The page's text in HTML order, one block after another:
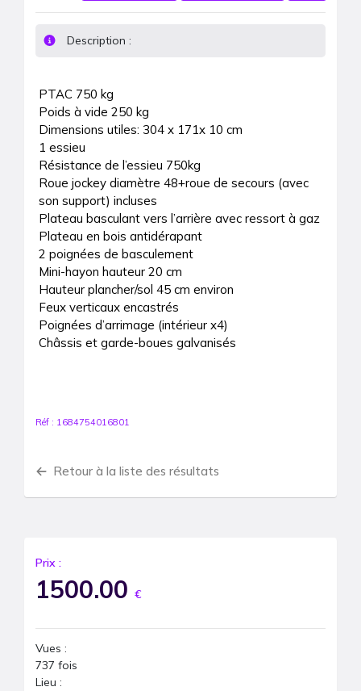
Description :
PTAC 750 kg
Poids à vide 250 kg
Dimensions utiles: 304 x 171x 10 cm
1 essieu
Résistance de l’essieu 750kg
Roue jockey diamètre 48+roue de secours (avec
son support) incluses
Plateau basculant vers l’arrière avec ressort à gaz
Plateau en bois antidérapant
2 poignées de basculement
Mini-hayon hauteur 20 cm
Hauteur plancher/sol 45 cm environ
Feux verticaux encastrés
Poignées d’arrimage (intérieur x4)
Châssis et garde-boues galvanisés
Réf : 1684754016801
Retour à la liste des résultats
Prix :
1500.00 €
Vues :
737 fois
Lieu :